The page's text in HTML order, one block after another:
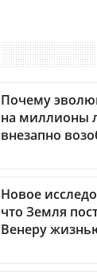
Почему
на миллионы
внезапно
Новое
что Земля
Венеру